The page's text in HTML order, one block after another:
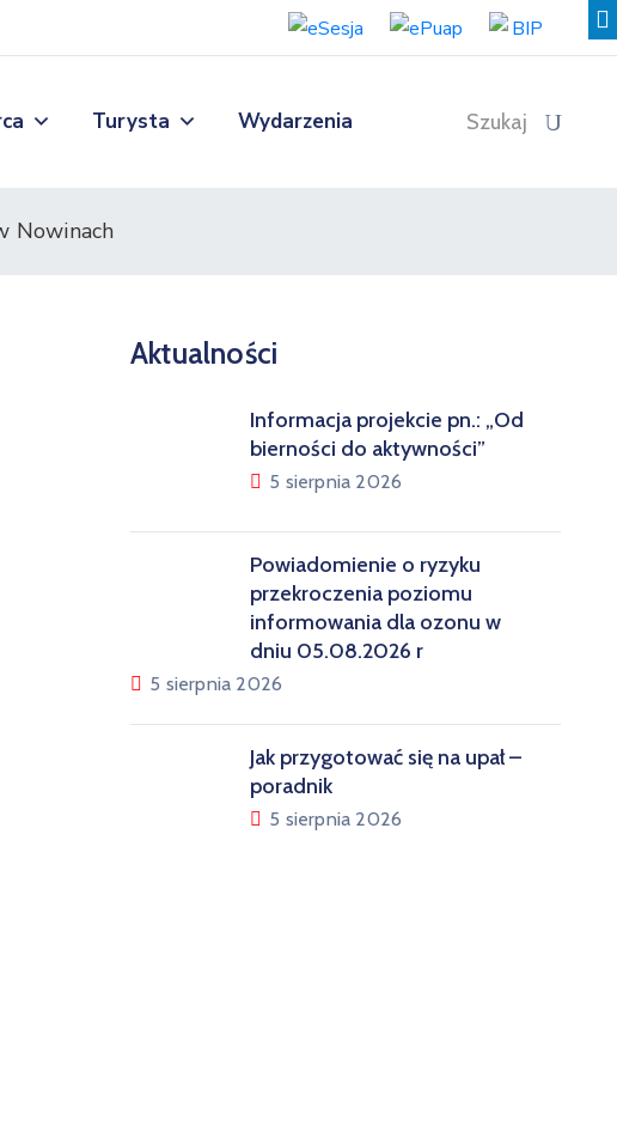
Turysta Wydarzenia Szukaj
Nowinach
Aktualności
Informacja projekcie pn.: „Od
bierności do aktywności”
5 sierpnia 2026
Powiadomienie o ryzyku
przekroczenia poziomu
informowania dla ozonu w
dniu 05.08.2026 r
5 sierpnia 2026
Jak przygotować się na upał –
poradnik
5 sierpnia 2026